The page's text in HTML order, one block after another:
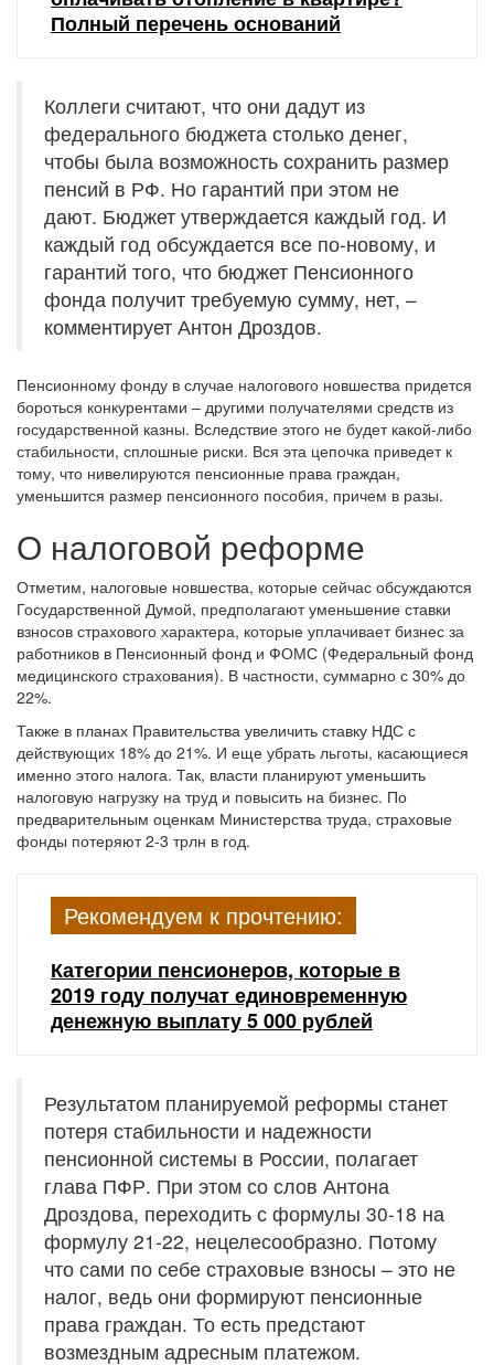
Полный перечень оснований
Коллеги считают, что они дадут из
федерального бюджета столько денег,
чтобы была возможность сохранить размер
пенсий в РФ. Но гарантий при этом не
дают. Бюджет утверждается каждый год. И
каждый год обсуждается все по-новому, и
гарантий того, что бюджет Пенсионного
фонда получит требуемую сумму, нет, –
комментирует Антон Дроздов.
Пенсионному фонду в случае налогового новшества придется
бороться конкурентами – другими получателями средств из
государственной казны. Вследствие этого не будет какой-либо
стабильности, сплошные риски. Вся эта цепочка приведет к
тому, что нивелируются пенсионные права граждан,
уменьшится размер пенсионного пособия, причем в разы.
О налоговой реформе
Отметим, налоговые новшества, которые сейчас обсуждаются
Государственной Думой, предполагают уменьшение ставки
взносов страхового характера, которые уплачивает бизнес за
работников в Пенсионный фонд и ФОМС (Федеральный фонд
медицинского страхования). В частности, суммарно с 30% до
22%.
Также в планах Правительства увеличить ставку НДС с
действующих 18% до 21%. И еще убрать льготы, касающиеся
именно этого налога. Так, власти планируют уменьшить
налоговую нагрузку на труд и повысить на бизнес. По
предварительным оценкам Министерства труда, страховые
фонды потеряют 2-3 трлн в год.
Рекомендуем к прочтению:
Категории пенсионеров, которые в
2019 году получат единовременную
денежную выплату 5 000 рублей
Результатом планируемой реформы станет
потеря стабильности и надежности
пенсионной системы в России, полагает
глава ПФР. При этом со слов Антона
Дроздова, переходить с формулы 30-18 на
формулу 21-22, нецелесообразно. Потому
что сами по себе страховые взносы – это не
налог, ведь они формируют пенсионные
права граждан. То есть предстают
возмездным адресным платежом.